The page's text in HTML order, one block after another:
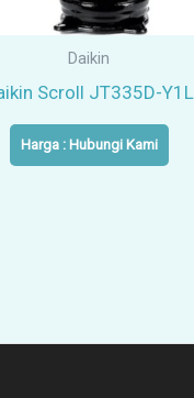
Daikin
Scroll JT335D-Y1L
Harga : Hubungi Kami